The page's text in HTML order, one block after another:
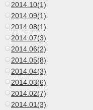
2014.10(1)
2014.09(1)
2014.08(1)
2014.07(3)
2014.06(2)
2014.05(8)
2014.04(3)
2014.03(6)
2014.02(7)
2014.01(3)